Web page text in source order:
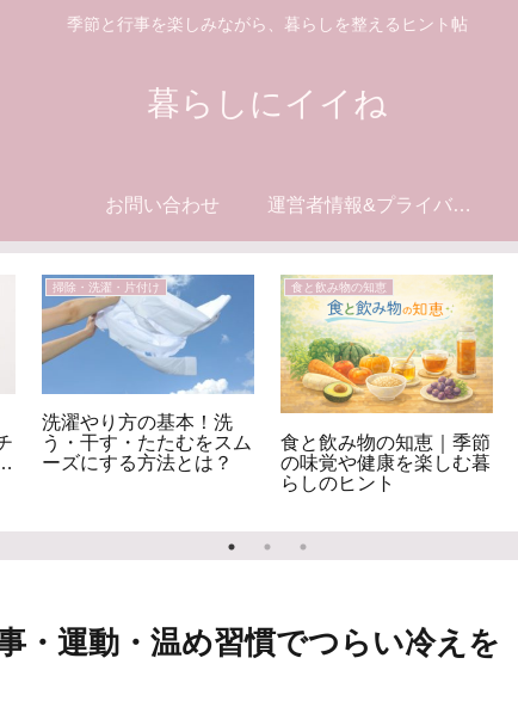
季節と行事を楽しみながら、暮らしを整えるヒント帖
暮らしにイイね
お問い合わせ 運営者情報&プライバシーポリシー
掃除・洗濯・片付け
洗濯やり方の基本！洗
う・干す・たたむをスム
ーズにする方法とは？
食と飲み物の知恵
食と飲み物の知恵｜季節
の味覚や健康を楽しむ暮
らしのヒント
・運動・温め習慣でつらい冷えを